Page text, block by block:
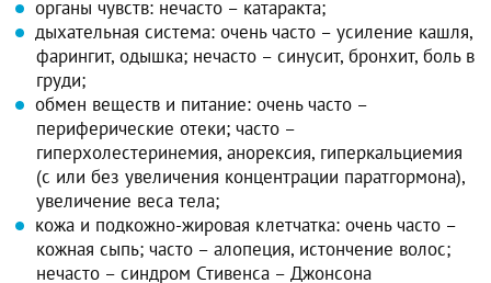
органы чувств: нечасто – катаракта;
дыхательная система: очень часто – усиление кашля,
фарингит, одышка; нечасто – синусит, бронхит, боль в
груди;
обмен веществ и питание: очень часто –
периферические отеки; часто –
гиперхолестеринемия, анорексия, гиперкальциемия
(с или без увеличения концентрации паратгормона),
увеличение веса тела;
кожа и подкожно-жировая клетчатка: очень часто –
кожная сыпь; часто – алопеция, истончение волос;
нечасто – синдром Стивенса – Джонсона